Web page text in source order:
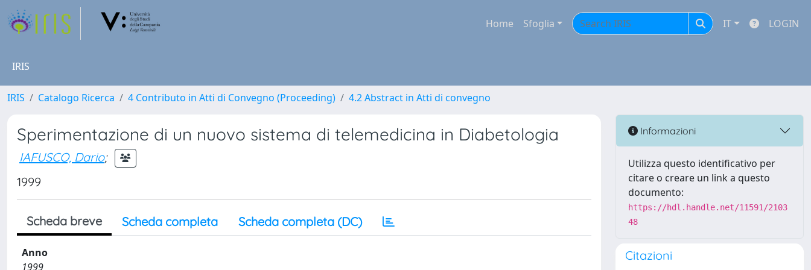
Home Sfoglia IT LOGIN
IRIS
IRIS Catalogo Ricerca 4 Contributo in Atti di Convegno (Proceeding) 4.2 Abstract in Atti di convegno
Sperimentazione di un nuovo sistema di telemedicina in Diabetologia
IAFUSCO, Dario;
1999
Scheda breve Scheda completa Scheda completa (DC)
Anno
1999
Informazioni
Utilizza questo identificativo per
citare o creare un link a questo
documento:
https://hdl.handle.net/11591/2103
48
Citazioni